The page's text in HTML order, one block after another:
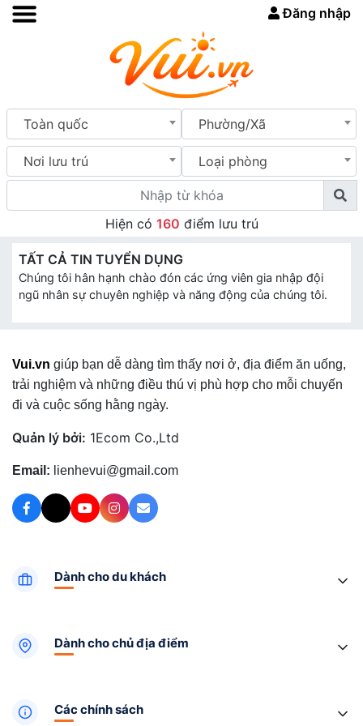
Đăng nhập
Toàn quốc Phường/Xã
Nơi lưu trú Loại phòng
Hiện có 160 điểm lưu trú
TẤT CẢ TIN TUYỂN DỤNG
Chúng tôi hân hạnh chào đón các ứng viên gia nhập đội
ngũ nhân sự chuyên nghiệp và năng động của chúng tôi.
Vui.vn giúp bạn dễ dàng tìm thấy nơi ở, địa điểm ăn uống,
trải nghiệm và những điều thú vị phù hợp cho mỗi chuyến
đi và cuộc sống hằng ngày.
Quản lý bởi: 1Ecom Co.,Ltd
Email: lienhevui@gmail.com
Dành cho du khách
Dành cho chủ địa điểm
Các chính sách